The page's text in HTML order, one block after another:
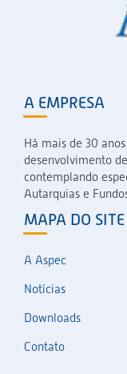
A EMPRESA
Há mais de 30
desenvolvimento
contemplando
Autarquias e
MAPA DO SITE
A Aspec
Notícias
Downloads
Contato